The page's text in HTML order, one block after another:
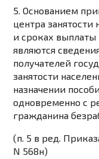
5. Основанием
центра занятости
и сроках выплаты
являются
получателей
занятости
назначении
одновременно с
гражданина
(п. 5 в ред.
N 568н)